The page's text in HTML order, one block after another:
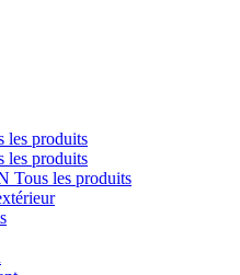
les produits
les produits
Tous les produits